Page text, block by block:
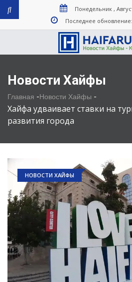
Понедельник ,
Последнее
Новости Хайфы
Главная -Новости Хайфы -
Хайфа удваивает ставки на
развития города
НОВОСТИ ХАЙФЫ